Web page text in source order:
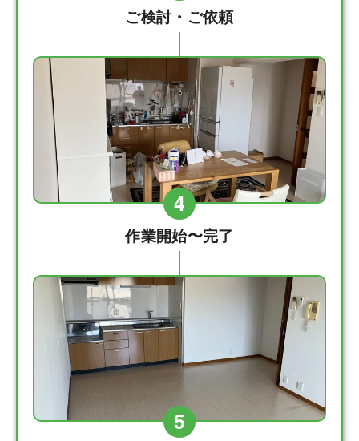
ご検討・ご依頼
4
作業開始〜完了
5